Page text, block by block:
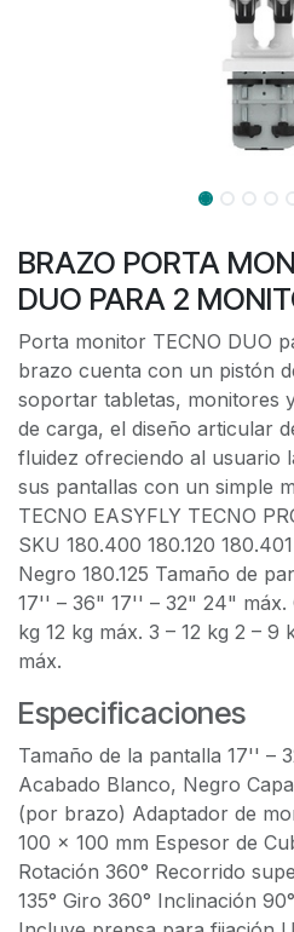
BRAZO PORTA
DUO PARA 2
Porta monitor TECNO DUO
brazo cuenta con un pistón
soportar tabletas, monitores
de carga, el diseño articular
fluidez ofreciendo al usuario
sus pantallas con un simple
TECNO EASYFLY TECNO
SKU 180.400 180.120
Negro 180.125 Tamaño de
17'' – 36" 17'' – 32" 24" máx.
kg 12 kg máx. 3 – 12 kg 2 –
máx.
Especificaciones
Tamaño de la pantalla 17'' –
Acabado Blanco, Negro
(por brazo) Adaptador de
100 x 100 mm Espesor de
Rotación 360° Recorrido
135° Giro 360° Inclinación